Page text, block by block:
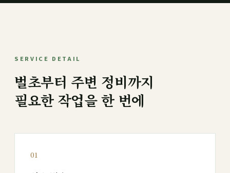
SERVICE DETAIL
벌초부터 주변 정비까지
필요한 작업을 한 번에
01